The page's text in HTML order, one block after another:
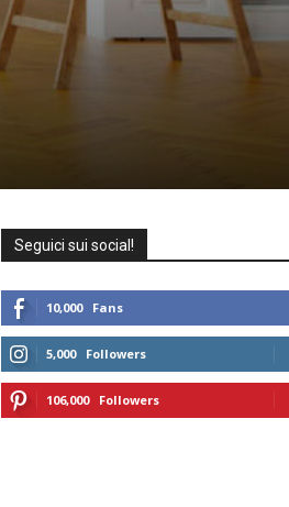
Seguici sui social!
10,000 Fans
5,000 Followers
106,000 Followers